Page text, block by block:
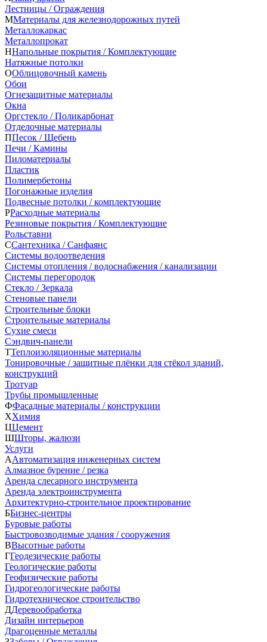
Лестницы / Ограждения
ММатериалы для железнодорожных путей
Металлокаркас
Металлопрокат
ННапольные покрытия / Комплектующие
Натяжные потолки
ООблицовочный камень
Обои
Огнезащитные материалы
Окна
Оргстекло / Поликарбонат
Отделочные материалы
ППесок / Щебень
Печи / Камины
Пиломатериалы
Пластик
Полимербетоны
Погонажные изделия
Подвесные потолки / комплектующие
РРасходные материалы
Резиновые покрытия / Комплектующие
Рольставни
ССантехника / Санфаянс
Системы водоотведения
Системы отопления / водоснабжения / канализации
Системы перегородок
Стекло / Зеркала
Стеновые панели
Строительные блоки
Строительные материалы
Сухие смеси
Сэндвич-панели
ТТеплоизоляционные материалы
Тонировочные / защитные плёнки для стёкол зданий,
конструкций
Тротуар
Трубы промышленные
ФФасадные материалы / конструкции
ХХимия
ЦЦемент
ШШторы, жалюзи
Услуги
ААвтоматизация инженерных систем
Алмазное бурение / резка
Аренда слесарного инструмента
Аренда электроинструмента
Архитектурно-строительное проектирование
ББизнес-центры
Буровые работы
Быстровозводимые здания / сооружения
ВВысотные работы
ГГеодезические работы
Геологические работы
Геофизические работы
Гидрогеологические работы
Гидротехническое строительство
ДДеревообработка
Дизайн интерьеров
Драгоценные металлы